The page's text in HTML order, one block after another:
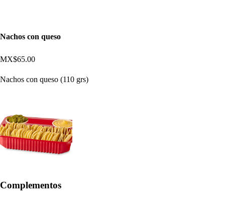
Nachos con queso
MX$65.00
Nachos con queso (110 grs)
Complementos